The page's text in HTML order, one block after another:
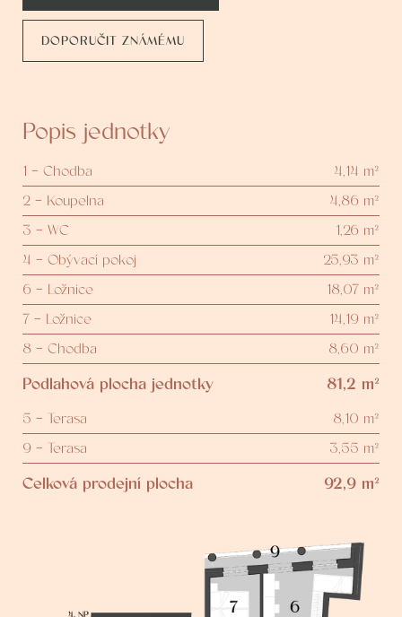
DOPORUČIT ZNÁMÉMU
Popis jednotky
1 - Chodba
4,14 m²
2 - Koupelna
4,86 m²
3 - WC
1,26 m²
4 - Obývací pokoj
25,93 m²
6 - Ložnice
18,07 m²
7 - Ložnice
14,19 m²
8 - Chodba
8,60 m²
Podlahová plocha jednotky 81,2 m²
5 - Terasa
8,10 m²
9 - Terasa
3,55 m²
Celková prodejní plocha 92,9 m²